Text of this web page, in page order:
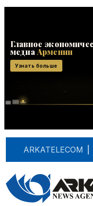
ARKATELECOM